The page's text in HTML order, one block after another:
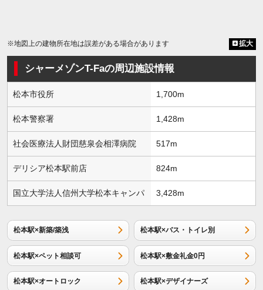
※地図上の建物所在地は誤差がある場合があります 拡大
シャーメゾンT-Faの周辺施設情報
松本市役所 1,700m
松本警察署 1,428m
社会医療法人財団慈泉会相澤病院 517m
デリシア松本駅前店 824m
国立大学法人信州大学松本キャンパ 3,428m
松本駅×新築/築浅 松本駅×バス・トイレ別
松本駅×ペット相談可 松本駅×敷金礼金0円
松本駅×オートロック 松本駅×デザイナーズ